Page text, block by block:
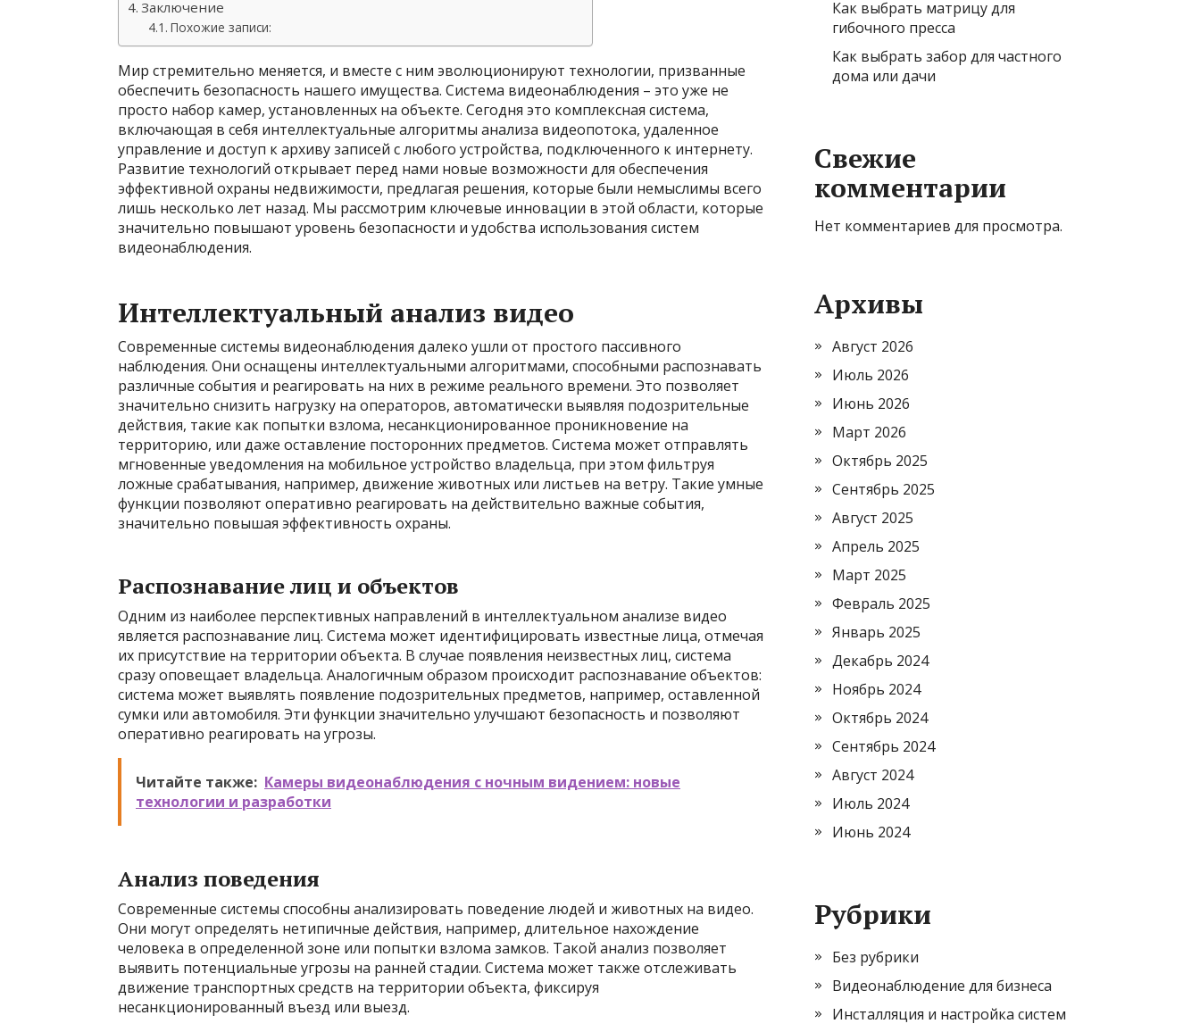
Заключение
Похожие записи:
Мир стремительно меняется, и вместе с ним эволюционируют технологии, призванные
обеспечить безопасность нашего имущества. Система видеонаблюдения – это уже не
просто набор камер, установленных на объекте. Сегодня это комплексная система,
включающая в себя интеллектуальные алгоритмы анализа видеопотока, удаленное
управление и доступ к архиву записей с любого устройства, подключенного к интернету.
Развитие технологий открывает перед нами новые возможности для обеспечения
эффективной охраны недвижимости, предлагая решения, которые были немыслимы всего
лишь несколько лет назад. Мы рассмотрим ключевые инновации в этой области, которые
значительно повышают уровень безопасности и удобства использования систем
видеонаблюдения.
Интеллектуальный анализ видео
Современные системы видеонаблюдения далеко ушли от простого пассивного
наблюдения. Они оснащены интеллектуальными алгоритмами, способными распознавать
различные события и реагировать на них в режиме реального времени. Это позволяет
значительно снизить нагрузку на операторов, автоматически выявляя подозрительные
действия, такие как попытки взлома, несанкционированное проникновение на
территорию, или даже оставление посторонних предметов. Система может отправлять
мгновенные уведомления на мобильное устройство владельца, при этом фильтруя
ложные срабатывания, например, движение животных или листьев на ветру. Такие умные
функции позволяют оперативно реагировать на действительно важные события,
значительно повышая эффективность охраны.
Распознавание лиц и объектов
Одним из наиболее перспективных направлений в интеллектуальном анализе видео
является распознавание лиц. Система может идентифицировать известные лица, отмечая
их присутствие на территории объекта. В случае появления неизвестных лиц, система
сразу оповещает владельца. Аналогичным образом происходит распознавание объектов:
система может выявлять появление подозрительных предметов, например, оставленной
сумки или автомобиля. Эти функции значительно улучшают безопасность и позволяют
оперативно реагировать на угрозы.
Читайте также: Камеры видеонаблюдения с ночным видением: новые
технологии и разработки
Анализ поведения
Современные системы способны анализировать поведение людей и животных на видео.
Они могут определять нетипичные действия, например, длительное нахождение
человека в определенной зоне или попытки взлома замков. Такой анализ позволяет
выявить потенциальные угрозы на ранней стадии. Система может также отслеживать
движение транспортных средств на территории объекта, фиксируя
несанкционированный въезд или выезд.
Как выбрать матрицу для
гибочного пресса
Как выбрать забор для частного
дома или дачи
Свежие
комментарии
Нет комментариев для просмотра.
Архивы
Август 2026
Июль 2026
Июнь 2026
Март 2026
Октябрь 2025
Сентябрь 2025
Август 2025
Апрель 2025
Март 2025
Февраль 2025
Январь 2025
Декабрь 2024
Ноябрь 2024
Октябрь 2024
Сентябрь 2024
Август 2024
Июль 2024
Июнь 2024
Рубрики
Без рубрики
Видеонаблюдение для бизнеса
Инсталляция и настройка систем